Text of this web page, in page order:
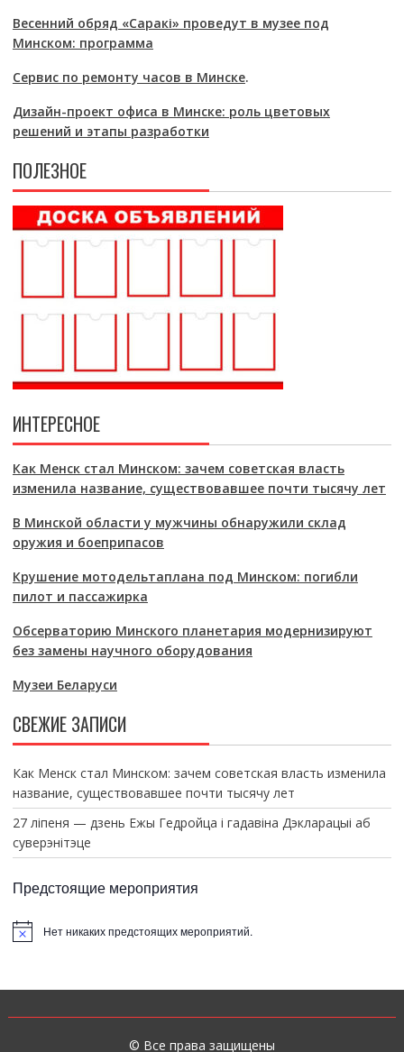
Весенний обряд «Саракі» проведут в музее под
Минском: программа
Сервис по ремонту часов в Минске.
Дизайн-проект офиса в Минске: роль цветовых
решений и этапы разработки
ПОЛЕЗНОЕ
ИНТЕРЕСНОЕ
Как Менск стал Минском: зачем советская власть
изменила название, существовавшее почти тысячу лет
В Минской области у мужчины обнаружили склад
оружия и боеприпасов
Крушение мотодельтаплана под Минском: погибли
пилот и пассажирка
Обсерваторию Минского планетария модернизируют
без замены научного оборудования
Музеи Беларуси
СВЕЖИЕ ЗАПИСИ
Как Менск стал Минском: зачем советская власть изменила
название, существовавшее почти тысячу лет
27 ліпеня — дзень Ежы Гедройца і гадавіна Дэкларацыі аб
суверэнітэце
Предстоящие мероприятия
т
Нет никаких предстоящих мероприятий.
© Все права защищены